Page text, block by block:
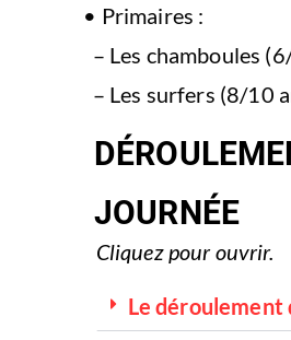
• Primaires :
– Les chamboules
– Les surfers (8/10
JOURNÉE
Cliquez pour ouvrir.
Le déroulement